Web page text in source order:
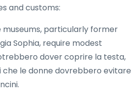
and customs:
museums, particularly former
Sophia, require modest
dover coprire la testa,
che le donne dovrebbero evitare